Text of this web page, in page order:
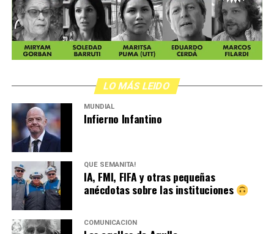
LO MÁS LEIDO
MUNDIAL
Infierno Infantino
QUÉ SEMANITA!
IA, FMI, FIFA y otras pequeñas
anécdotas sobre las instituciones
COMUNICACIÓN